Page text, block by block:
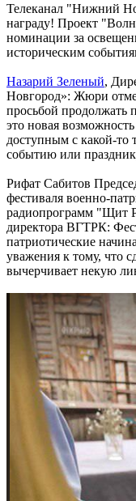
Телеканал "Нижний
награду! Проект
номинации за
историческим
Назарий Зеленый,
Новгород»: Жюри
просьбой продолжать
это новая
доступным с какой-то
событию или
Рифат Сабитов
фестиваля военно-
радиопрограмм "Щит
директора ВГТРК:
патриотические
уважения к тому, что
вычерчивает некую